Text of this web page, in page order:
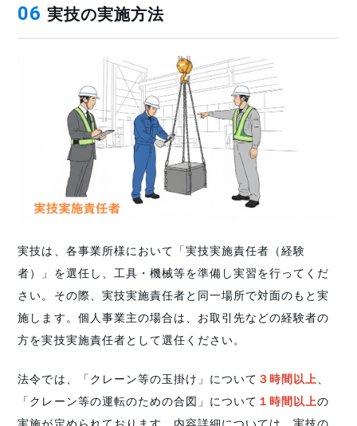
06 実技の実施方法
実技は、各事業所様において「実技実施責任者（経験
者）」を選任し、工具・機械等を準備し実習を行ってくだ
さい。その際、実技実施責任者と同一場所で対面のもと実
施します。個人事業主の場合は、お取引先などの経験者の
方を実技実施責任者として選任ください。
法令では、「クレーン等の玉掛け」について ３時間以上
「クレーン等の運転のための合図」について １時間以上の
実施が定められております。内容詳細については、実技の